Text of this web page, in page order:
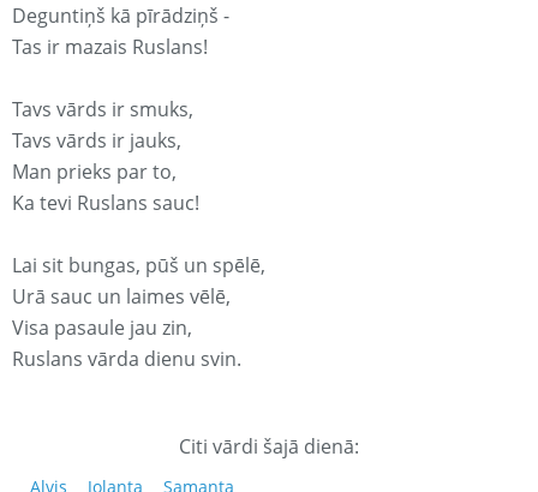
Deguntiņš kā pīrādziņš -
Tas ir mazais Ruslans!
Tavs vārds ir smuks,
Tavs vārds ir jauks,
Man prieks par to,
Ka tevi Ruslans sauc!
Lai sit bungas, pūš un spēlē,
Urā sauc un laimes vēlē,
Visa pasaule jau zin,
Ruslans vārda dienu svin.
Citi vārdi šajā dienā:
Alvis Jolanta Samanta